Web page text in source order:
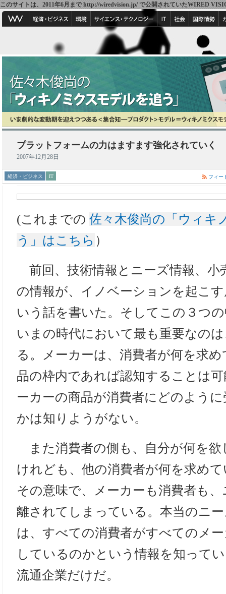
このサイトは、2011年6月まで http://wiredvision.jp/ で公開されていたWIRED
プラットフォームの力はますます強化されていく
2007年12月28日
経済・ビジネス IT フィー
(これまでの 佐々木俊尚の「ウィキ
う」はこちら ）
前回、技術情報とニーズ情報、小
の情報が、イノベーションを起こ
いう話を書いた。そしてこの３つ
いまの時代において最も重要なの
る。メーカーは、消費者が何を求
品の枠内であれば認知することは
ーカーの商品が消費者にどのよう
かは知りようがない。
また消費者の側も、自分が何を
けれども、他の消費者が何を求め
その意味で、メーカーも消費者も
離されてしまっている。本当のニ
は、すべての消費者がすべてのメ
しているのかという情報を知って
流通企業だけだ。